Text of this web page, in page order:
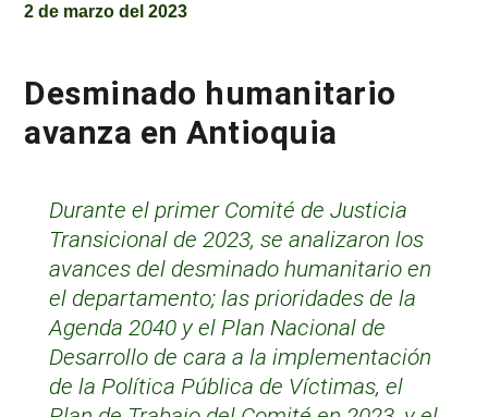
2 de marzo del 2023
Desminado humanitario
avanza en Antioquia
Durante el primer Comité de Justicia
Transicional de 2023, se analizaron los
avances del desminado humanitario en
el departamento; las prioridades de la
Agenda 2040 y el Plan Nacional de
Desarrollo de cara a la implementación
de la Política Pública de Víctimas, el